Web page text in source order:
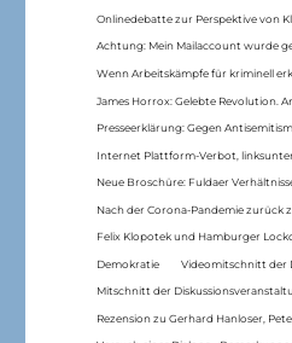
Onlinedebatte zur Perspektive von
Achtung: Mein Mailaccount wurde
Wenn Arbeitskämpfe für kriminell
James Horrox: Gelebte Revolution.
Presseerklärung: Gegen
Internet Plattform-Verbot,
Neue Broschüre: Fuldaer
Nach der Corona-Pandemie zurück
Felix Klopotek und Hamburger
Demokratie Videomitschnitt der
Mitschnitt der
Rezension zu Gerhard Hanloser,